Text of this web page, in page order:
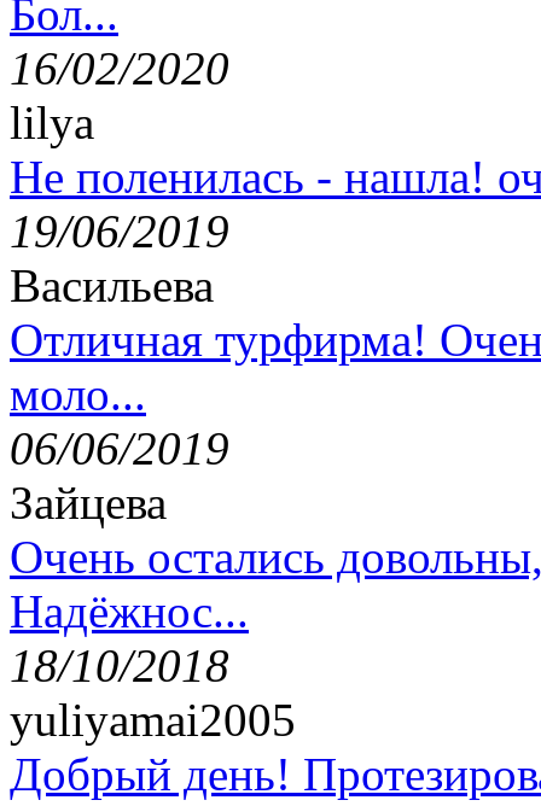
Бол...
16/02/2020
lilya
Не поленилась - нашла!
19/06/2019
Васильева
Отличная турфирма!
моло...
06/06/2019
Зайцева
Очень остались
Надёжнос...
18/10/2018
yuliyamai2005
Добрый день!